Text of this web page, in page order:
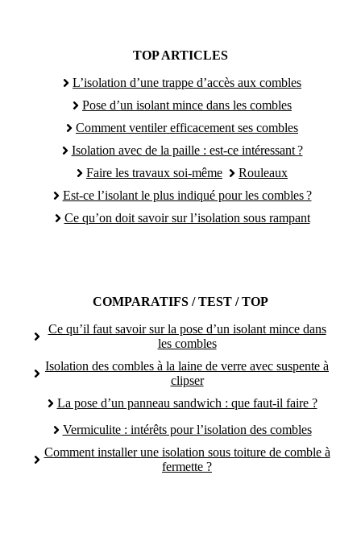
TOP ARTICLES
L’isolation d’une trappe d’accès aux combles
Pose d’un isolant mince dans les combles
Comment ventiler efficacement ses combles
Isolation avec de la paille : est-ce intéressant ?
Faire les travaux soi-même
Rouleaux
Est-ce l’isolant le plus indiqué pour les combles ?
Ce qu’on doit savoir sur l’isolation sous rampant
COMPARATIFS / TEST / TOP
Ce qu’il faut savoir sur la pose d’un isolant mince dans
les combles
Isolation des combles à la laine de verre avec suspente à
clipser
La pose d’un panneau sandwich : que faut-il faire ?
Vermiculite : intérêts pour l’isolation des combles
Comment installer une isolation sous toiture de comble à
fermette ?